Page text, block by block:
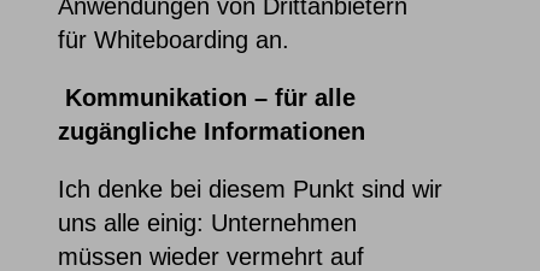
Anwendungen von Drittanbietern
für Whiteboarding an.
Kommunikation – für alle
zugängliche Informationen
Ich denke bei diesem Punkt sind wir
uns alle einig: Unternehmen
müssen wieder vermehrt auf